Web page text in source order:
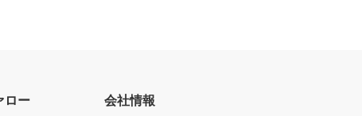
ロー 会社情報